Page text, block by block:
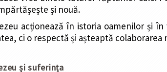
și nouă.
acționează în istoria oamenilor și
ci o respectă și așteaptă
și suferința